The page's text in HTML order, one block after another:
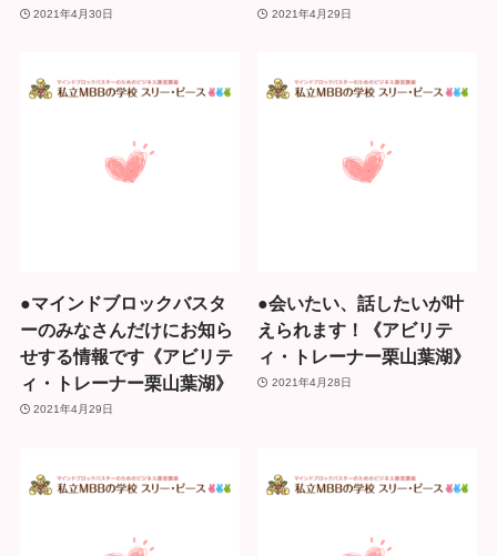
2021年4月30日 2021年4月29日
●マインドブロックバスタ
ーのみなさんだけにお知ら
せする情報です《アビリテ
ィ・トレーナー栗山葉湖》
2021年4月29日
●会いたい、話したいが叶
えられます！《アビリテ
ィ・トレーナー栗山葉湖》
2021年4月28日